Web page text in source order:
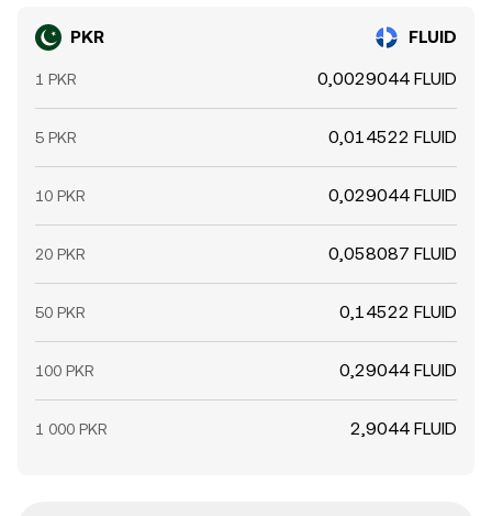
PKR FLUID
1 PKR 0,0029044 FLUID
5 PKR 0,014522 FLUID
10 PKR 0,029044 FLUID
20 PKR 0,058087 FLUID
50 PKR 0,14522 FLUID
100 PKR 0,29044 FLUID
1 000 PKR 2,9044 FLUID